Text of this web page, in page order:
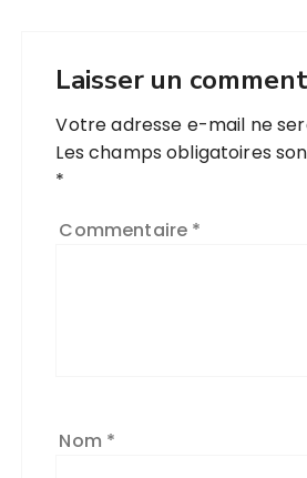
Laisser un
Votre adresse e-mail ne
Les champs obligatoires
*
Commentaire *
Nom *